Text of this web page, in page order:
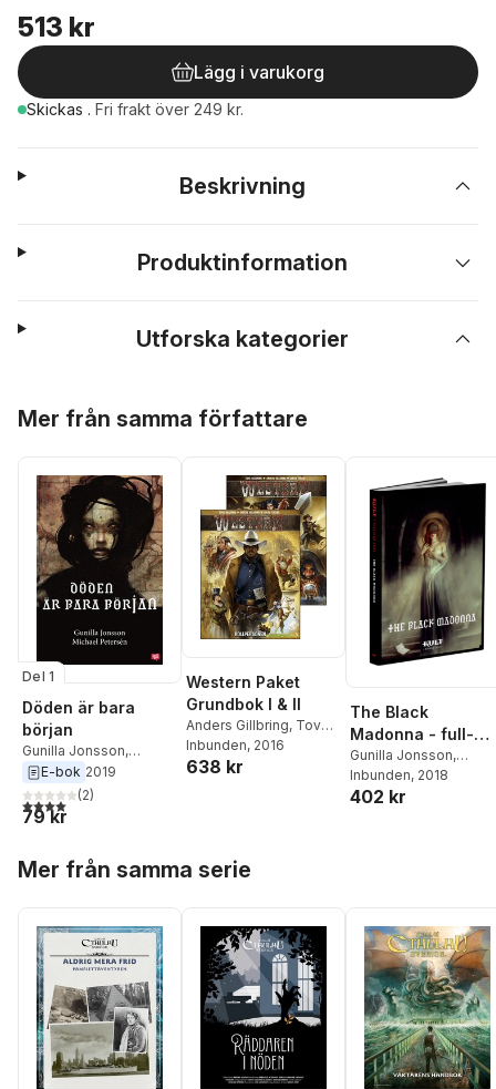
513 kr
Lägg i varukorg
Skickas . Fri frakt över 249 kr.
Beskrivning
Produktinformation
Utforska kategorier
Mer från samma författare
Del 1
Döden är bara
början
Gunilla Jonsson,
Michael Petersén
E-bok 2019
4,0utav 5 stjärnor. Totalt antal röster:
(2)
79 kr
Western Paket
Grundbok I & II
Anders Gillbring, Tove
Gillbring,Gunilla
Jonsson
Inbunden, 2016
638 kr
The Black
Madonna - full-
length campaign
Gunilla Jonsson,
Michael Petersén
Inbunden, 2018
402 kr
Mer från samma serie